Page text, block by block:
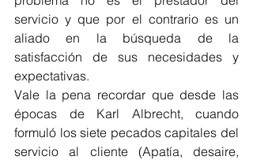
servicio y que por el contrario es un
aliado en la búsqueda de la
satisfacción de sus necesidades y
expectativas.
Vale la pena recordar que desde las
épocas de Karl Albrecht, cuando
formuló los siete pecados capitales del
servicio al cliente (Apatía, desaire,